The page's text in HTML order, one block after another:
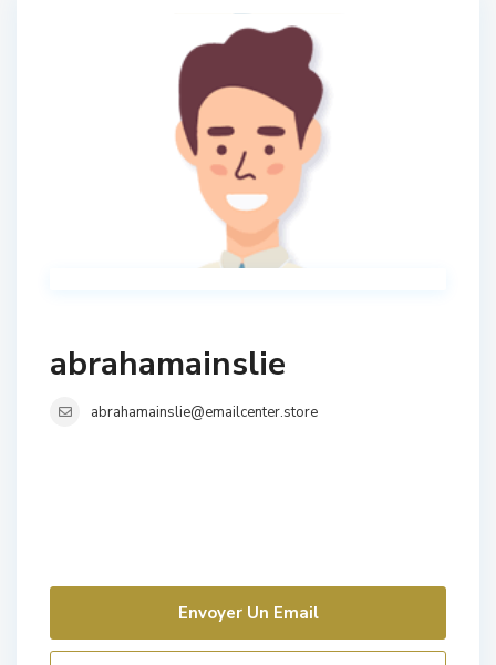
abrahamainslie
abrahamainslie@emailcenter.store
Envoyer Un Email